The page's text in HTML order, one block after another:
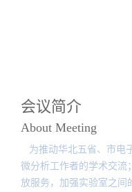
会议简介
About Meeting
为推动华北五省、市电
微分析工作者的学术交流
放服务，加强实验室之间